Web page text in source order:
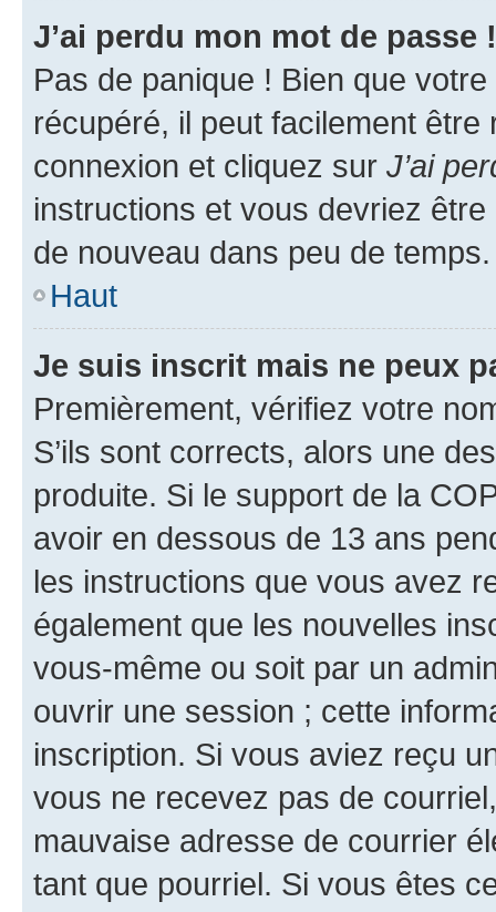
J’ai perdu mon mot de passe !
Pas de panique ! Bien que
récupéré, il peut facilement
connexion et cliquez sur J’ai
instructions et vous devriez
de nouveau dans peu de temps.
Haut
Je suis inscrit mais ne peux
Premièrement, vérifiez votre
S’ils sont corrects, alors une
produite. Si le support de la
avoir en dessous de 13 ans
les instructions que vous avez
également que les nouvelles
vous-même ou soit par un
ouvrir une session ; cette
inscription. Si vous aviez reçu
vous ne recevez pas de
mauvaise adresse de courrier
tant que pourriel. Si vous êtes